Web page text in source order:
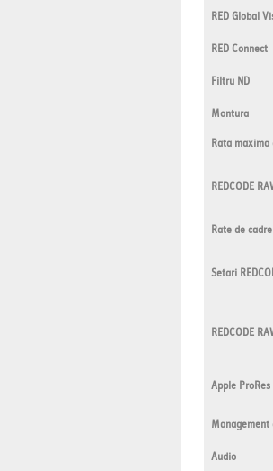
RED Global
RED Connect
Filtru ND
Montura
Rata
REDCODE
Rate de
Setari
REDCODE
Apple ProRes
Audio